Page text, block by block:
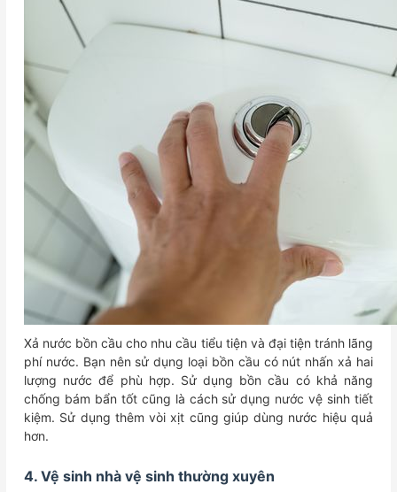
Xả nước bồn cầu cho nhu cầu tiểu tiện và đại tiện tránh lãng
phí nước. Bạn nên sử dụng loại bồn cầu có nút nhấn xả hai
lượng nước để phù hợp. Sử dụng bồn cầu có khả năng
chống bám bẩn tốt cũng là cách sử dụng nước vệ sinh tiết
kiệm. Sử dụng thêm vòi xịt cũng giúp dùng nước hiệu quả
hơn.
4. Vệ sinh nhà vệ sinh thường xuyên